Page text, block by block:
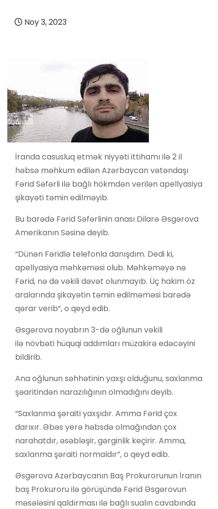
Noy 3, 2023
İranda casusluq etmək niyyəti ittihamı ilə 2 il
həbsə məhkum edilən Azərbaycan vətəndaşı
Fərid Səfərli ilə bağlı hökmdən verilən apellyasiya
şikayəti təmin edilməyib.
Bu barədə Fərid Səfərlinin anası Dilarə Əsgərova
Amerikanın Səsinə deyib.
“Dünən Fəridlə telefonla danışdım. Dedi ki,
apellyasiya məhkəməsi olub. Məhkəməyə nə
Fərid, nə də vəkili dəvət olunmayıb. Üç hakim öz
aralarında şikayətin təmin edilməməsi barədə
qərar verib”, o qeyd edib.
Əsgərova noyabrın 3-də oğlunun vəkili
ilə növbəti hüquqi addımları müzakirə edəcəyini
bildirib.
Ana oğlunun səhhətinin yaxşı olduğunu, saxlanma
şəaritindən narazılığının olmadığını deyib.
“Saxlanma şəraiti yaxşıdır. Amma Fərid çox
darıxır. Əbəs yerə həbsdə olmağından çox
narahatdır, əsəbləşir, gərginlik keçirir. Amma,
saxlanma şəraiti normaldır”, o qeyd edib.
Əsgərova Azərbaycanın Baş Prokurorunun İranın
baş Prokuroru ilə görüşündə Fərid Əsgərovun
məsələsini qaldırması ilə bağlı sualın cavabında